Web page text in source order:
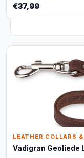
€37,99
LEATHER COLLARS
Vadigran Geoliede